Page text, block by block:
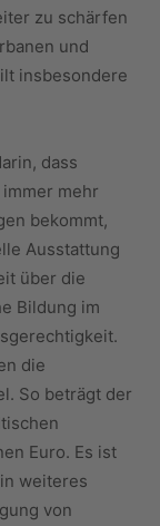
zu schärfen
und
insbesondere
dass
mehr
bekommt,
Ausstattung
über die
Bildung im
die
So beträgt der
Euro. Es ist
weiteres
von